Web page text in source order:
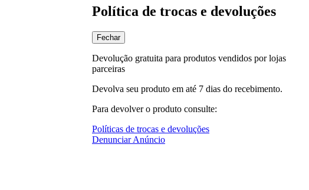
Política de trocas e devoluções
Fechar
Devolução gratuita para produtos vendidos por lojas
parceiras
Devolva seu produto em até 7 dias do recebimento.
Para devolver o produto consulte:
Políticas de trocas e devoluções
Denunciar Anúncio